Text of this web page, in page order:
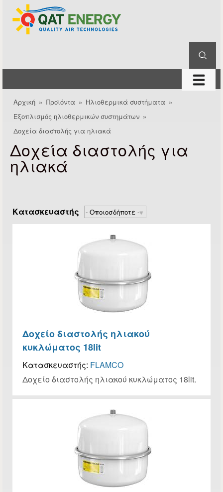
κυρίως περιεχόμενο
QAT
Energy
μενού
Είστε εδώ
Αρχική » Προϊόντα » Ηλιοθερμικά συστήματα »
Εξοπλισμός ηλιοθερμικών συστημάτων »
Δοχεία διαστολής για ηλιακά
Δοχεία διαστολής για
ηλιακά
Κατασκευαστής
Δοχείο διαστολής ηλιακού
κυκλώματος 18lit
Κατασκευαστής: FLAMCO
Δοχείο διαστολής ηλιακού κυκλώματος 18lit.